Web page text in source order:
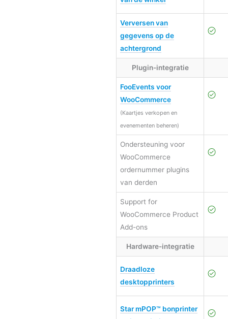
Verversen van
gegevens op de
achtergrond
Plugin-integratie
FooEvents voor
WooCommerce
(Kaartjes verkopen en
evenementen beheren)
Ondersteuning voor
WooCommerce
ordernummer plugins
van derden
Support for
WooCommerce Product
Add-ons
Hardware-integratie
Draadloze
desktopprinters
Star mPOP™ bonprinter